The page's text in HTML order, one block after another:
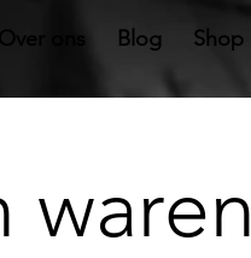
Over ons Blog Shop
waren